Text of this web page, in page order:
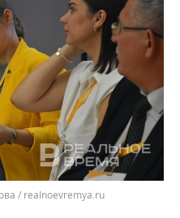
/ realnoevremya.ru